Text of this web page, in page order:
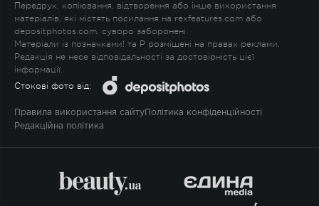
Передрук, копіювання, відтворення або інше використання
матеріалів, які містять посилання на rexfeatures.com або
depositphotos.com, суворо заборонені.
Матеріали із позначками! та P розміщені на правах реклами.
Редакція не несе відповідальності за достовірність цієї
інформації.
Стокові фото від:
Правила використання сайту Політика конфіденційності
Редакційна політика